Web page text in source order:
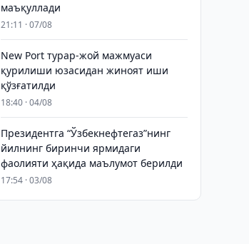
маъқуллади
21:11 · 07/08
New Port турар-жой мажмуаси
қурилиши юзасидан жиноят иши
қўзғатилди
18:40 · 04/08
Президентга “Ўзбекнефтегаз”нинг
йилнинг биринчи ярмидаги
фаолияти ҳақида маълумот берилди
17:54 · 03/08